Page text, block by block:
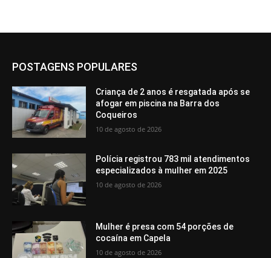
POSTAGENS POPULARES
Criança de 2 anos é resgatada após se
afogar em piscina na Barra dos
Coqueiros
10 de agosto de 2026
Polícia registrou 783 mil atendimentos
especializados à mulher em 2025
10 de agosto de 2026
Mulher é presa com 54 porções de
cocaína em Capela
10 de agosto de 2026